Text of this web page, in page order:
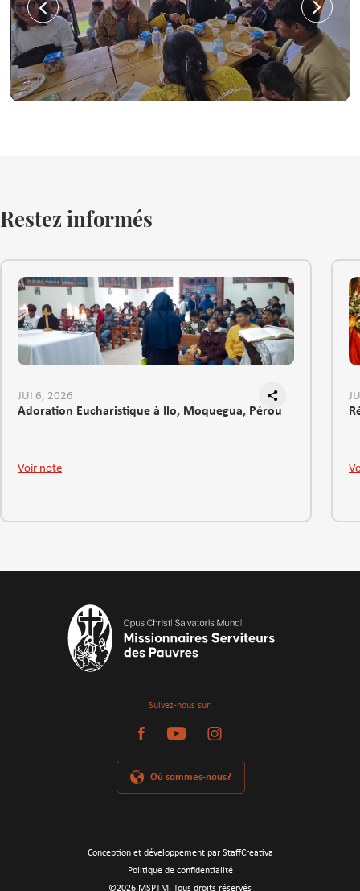
Restez informés
JUI 6, 2026
Adoration Eucharistique à Ilo, Moquegua, Pérou
Voir note
Suivez-nous sur:
Où sommes-nous?
©2026 MSPTM. Tous droits réservés
Politique de confidentialité
Conception et développement par StaffCreativa